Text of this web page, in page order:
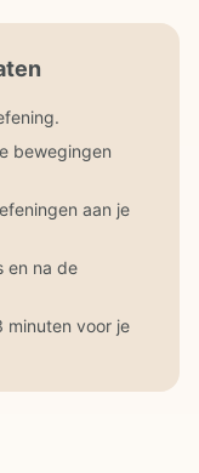
bewegingen
aan je
en na de
minuten voor je